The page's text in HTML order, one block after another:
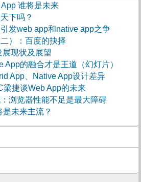
谁将是未来
下吗？
发web app和native app之争
）：百度的抉择
展现状及展望
App的融合才是王道（幻灯片）
App、Native App设计差异
梁捷谈Web App的未来
浏览器性能不足是最大障碍
未来主流？